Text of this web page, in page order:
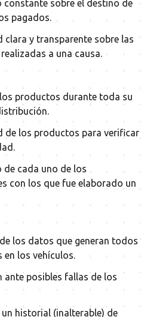
constante sobre el destino de
pagados.
clara y transparente sobre las
a una causa.
productos durante toda su
de los productos para verificar
de cada uno de los
con los que fue elaborado un
los datos que generan todos
en los vehículos.
ante posibles fallas de los
un historial (inalterable) de